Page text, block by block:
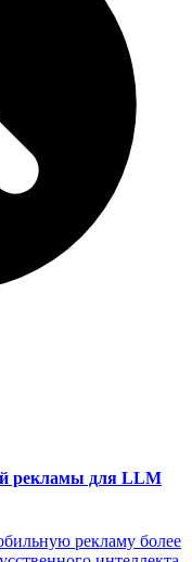
рекламы для LLM
рекламу более